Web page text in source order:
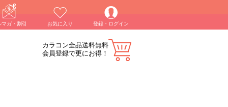
マガ・割引 お気に入り 登録・ログイン
カラコン全品送料無料
会員登録で更にお得！